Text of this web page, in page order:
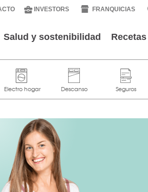
INVESTORS FRANQUICIAS
Salud y sostenibilidad Recetas